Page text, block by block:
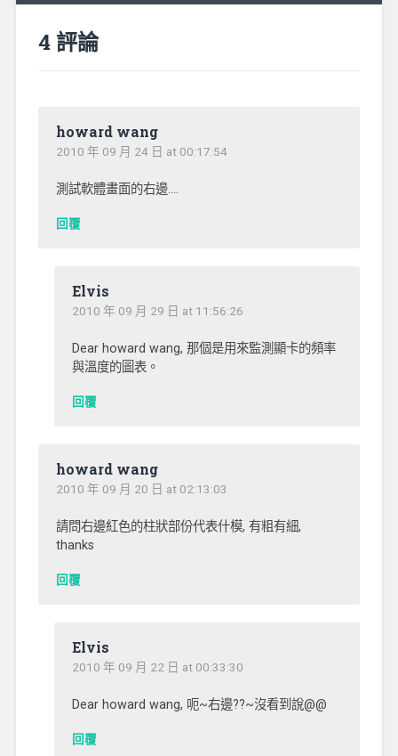
4 評論
howard wang
2010 年 09 月 24 日 at 00:17:54
測試軟體畫面的右邊….
回覆
Elvis
2010 年 09 月 29 日 at 11:56:26
Dear howard wang, 那個是用來監測顯卡的頻率
與溫度的圖表。
回覆
howard wang
2010 年 09 月 20 日 at 02:13:03
請問右邊紅色的柱狀部份代表什模, 有粗有細,
thanks
回覆
Elvis
2010 年 09 月 22 日 at 00:33:30
Dear howard wang, 呃~右邊??~沒看到說@@
回覆